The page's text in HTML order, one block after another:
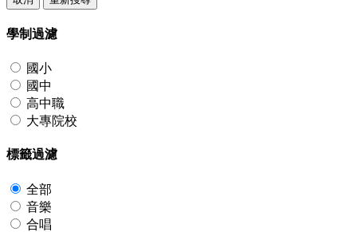
學制過濾
國小
國中
高中職
大專院校
標籤過濾
全部
音樂
合唱